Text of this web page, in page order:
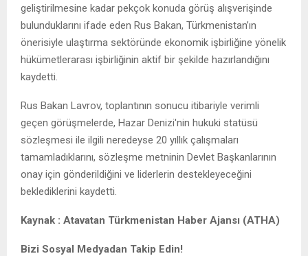
geliştirilmesine kadar pekçok konuda görüş alışverişinde
bulunduklarını ifade eden Rus Bakan, Türkmenistan’ın
önerisiyle ulaştırma sektöründe ekonomik işbirliğine yönelik
hükümetlerarası işbirliğinin aktif bir şekilde hazırlandığını
kaydetti.
Rus Bakan Lavrov, toplantının sonucu itibariyle verimli
geçen görüşmelerde, Hazar Denizi'nin hukuki statüsü
sözleşmesi ile ilgili neredeyse 20 yıllık çalışmaları
tamamladıklarını, sözleşme metninin Devlet Başkanlarının
onay için gönderildiğini ve liderlerin destekleyeceğini
beklediklerini kaydetti.
Kaynak : Atavatan Türkmenistan Haber Ajansı (ATHA)
Bizi Sosyal Medyadan Takip Edin!